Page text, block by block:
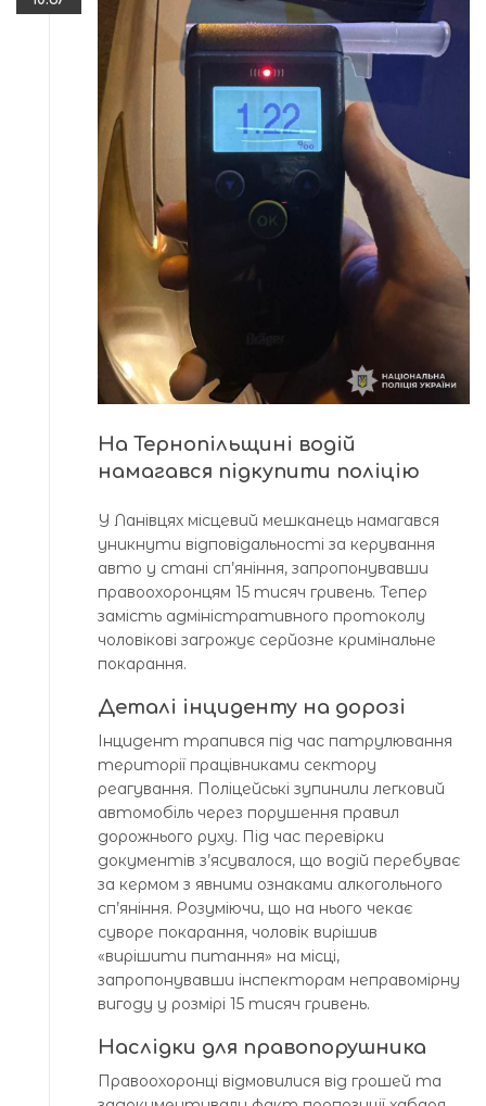
На Тернопільщині водій
намагався підкупити поліцію
У Ланівцях місцевий мешканець намагався
уникнути відповідальності за керування
авто у стані сп’яніння, запропонувавши
правоохоронцям 15 тисяч гривень. Тепер
замість адміністративного протоколу
чоловікові загрожує серйозне кримінальне
покарання.
Деталі інциденту на дорозі
Інцидент трапився під час патрулювання
території працівниками сектору
реагування. Поліцейські зупинили легковий
автомобіль через порушення правил
дорожнього руху. Під час перевірки
документів з’ясувалося, що водій перебуває
за кермом з явними ознаками алкогольного
сп’яніння. Розуміючи, що на нього чекає
суворе покарання, чоловік вирішив
«вирішити питання» на місці,
запропонувавши інспекторам неправомірну
вигоду у розмірі 15 тисяч гривень.
Наслідки для правопорушника
Правоохоронці відмовилися від грошей та